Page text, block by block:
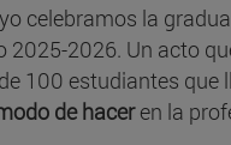
celebramos la
2025-2026. Un acto
100 estudiantes que
de haceren la